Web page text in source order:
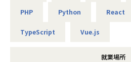
PHP Python React
TypeScript Vue.js
就業場所